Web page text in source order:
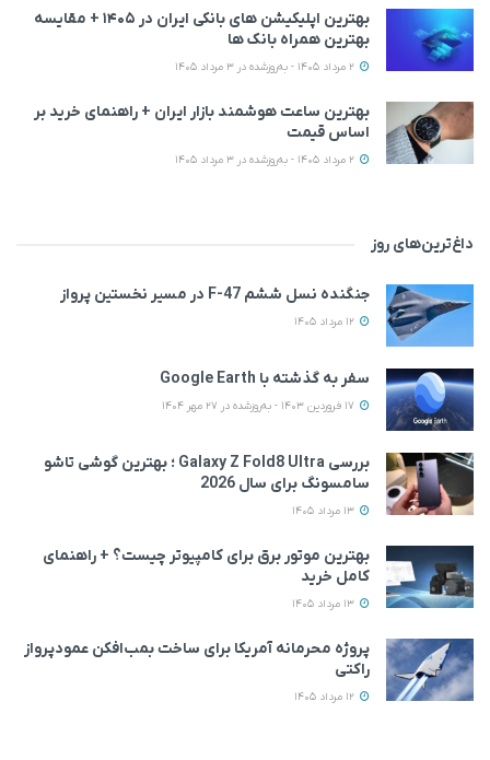
بهترین اپلیکیشن‌ های بانکی ایران در ۱۴۰۵ + مقایسه
بهترین همراه بانک‌ ها
بهترین ساعت هوشمند بازار ایران + راهنمای خرید بر
اساس قیمت
داغ‌ترین‌های روز
جنگنده نسل ششم F-47 در مسیر نخستین پرواز
سفر به گذشته با Google Earth
بررسی Galaxy Z Fold8 Ultra ؛ بهترین گوشی تاشو
سامسونگ برای سال 2026
بهترین موتور برق برای کامپیوتر چیست؟ + راهنمای
کامل خرید
پروژه محرمانه آمریکا برای ساخت بمب‌افکن عمودپرواز
راکتی